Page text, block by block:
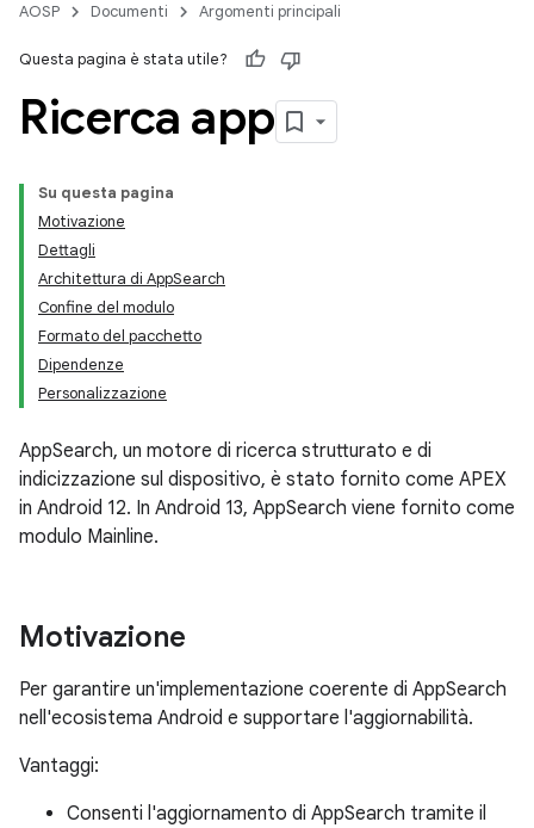
AOSP Documenti Argomenti principali
Questa pagina è stata utile?
Ricerca app
Su questa pagina
Motivazione
Dettagli
Architettura di AppSearch
Confine del modulo
Formato del pacchetto
Dipendenze
Personalizzazione
AppSearch, un motore di ricerca strutturato e di
indicizzazione sul dispositivo, è stato fornito come APEX
in Android 12. In Android 13, AppSearch viene fornito come
modulo Mainline.
Motivazione
Per garantire un'implementazione coerente di AppSearch
nell'ecosistema Android e supportare l'aggiornabilità.
Vantaggi:
Consenti l'aggiornamento di AppSearch tramite il